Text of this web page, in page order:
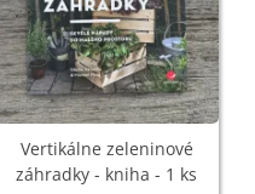
Vertikálne zeleninové
záhradky - kniha - 1 ks